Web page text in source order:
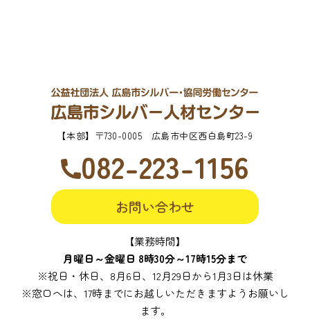
【本部】 〒730-0005 広島市中区西白島町23-9
082-223-1156
お問い合わせ
【業務時間】
月曜日～金曜日 8時30分～17時15分まで
※祝日・休日、8月6日、12月29日から1月3日は休業
※窓口へは、17時までにお越しいただきますようお願いし
ます。